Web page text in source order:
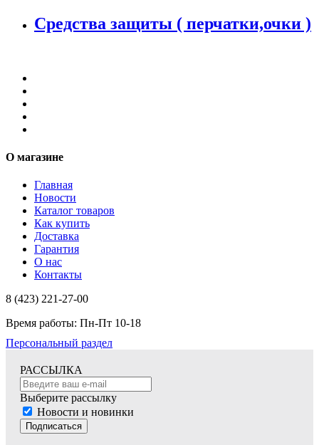
Средства защиты ( перчатки,очки )
О магазине
Главная
Новости
Каталог товаров
Как купить
Доставка
Гарантия
О нас
Контакты
8 (423) 221-27-00
Время работы: Пн-Пт 10-18
Персональный раздел
РАССЫЛКА
Выберите рассылку
Новости и новинки
Подписаться